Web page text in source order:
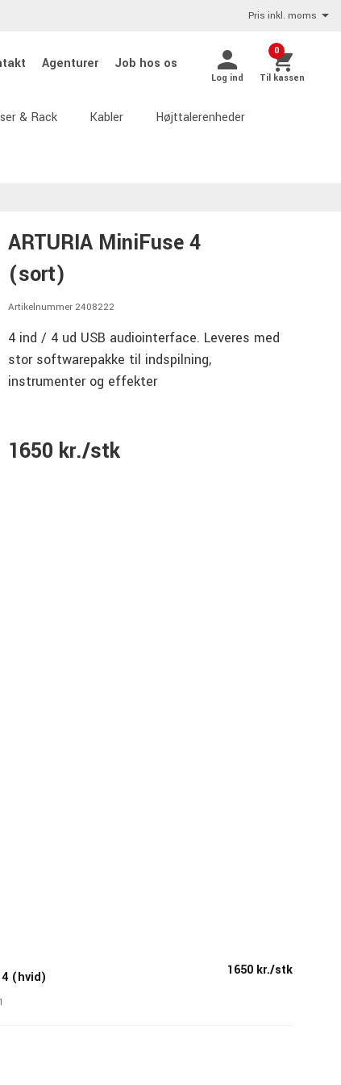
Pris inkl. moms
Agenturer Job hos os
Log ind
0
Til kassen
& Rack Kabler Højttalerenheder
ARTURIA MiniFuse 4
(sort)
Artikelnummer 2408222
4 ind / 4 ud USB audiointerface. Leveres med
stor softwarepakke til indspilning,
instrumenter og effekter
1650 kr./stk
4 (hvid) 1650 kr./stk